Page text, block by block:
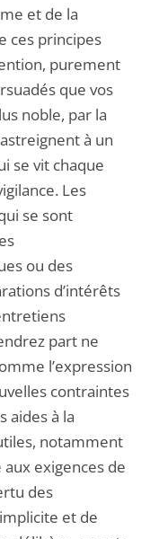
et de la
ces principes
purement
que vos
noble, par la
à un
se vit chaque
Les
se sont
ou des
d’intérêts
part ne
l’expression
contraintes
aides à la
notamment
exigences de
des
et de